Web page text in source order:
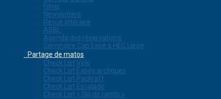
Films
Newsletters
Revue littéraire
ASBL
Agenda des réservations
Séminaire Cap Expé à HEC Liège
Partage de matos
Check List Vélo
Check List Expés arctiques
Check List Packraft
Check List Escalade
Check List « Ski de rando »